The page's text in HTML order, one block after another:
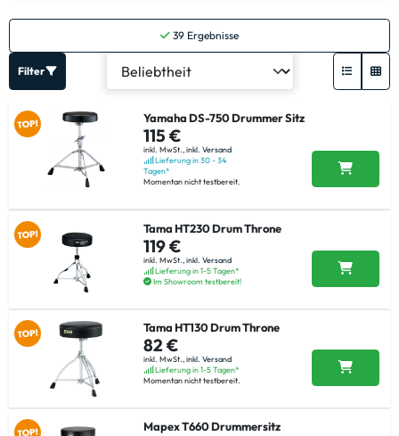
39 Ergebnisse
Filter
Yamaha DS-750 Drummer Sitz
115 €
inkl. MwSt.,inkl. Versand
Lieferung in 30 - 34
Tagen*
Momentan nicht testbereit.
Tama HT230 Drum Throne
119 €
inkl. MwSt., inkl. Versand
Lieferung in 1-5 Tagen*
Im Showroom testbereit!
Tama HT130 Drum Throne
82 €
inkl. MwSt., inkl. Versand
Lieferung in 1-5 Tagen*
Momentan nicht testbereit.
Mapex T660 Drummersitz